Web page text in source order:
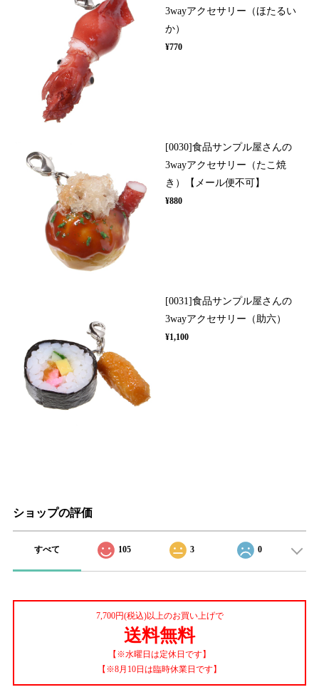
3wayアクセサリー（ほたるい
か）
¥770
[0030]食品サンプル屋さんの
3wayアクセサリー（たこ焼
き）【メール便不可】
¥880
[0031]食品サンプル屋さんの
3wayアクセサリー（助六）
¥1,100
ショップの評価
すべて 105 3 0
7,700円(税込)以上のお買い上げで
送料無料
【※水曜日は定休日です】
【※8月10日は臨時休業日です】